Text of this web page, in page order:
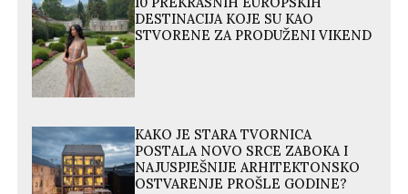
DESTINACIJA KOJE SU KAO
STVORENE ZA PRODUŽENI VIKEND
KAKO JE STARA TVORNICA
POSTALA NOVO SRCE ZABOKA I
NAJUSPJEŠNIJE ARHITEKTONSKO
OSTVARENJE PROŠLE GODINE?